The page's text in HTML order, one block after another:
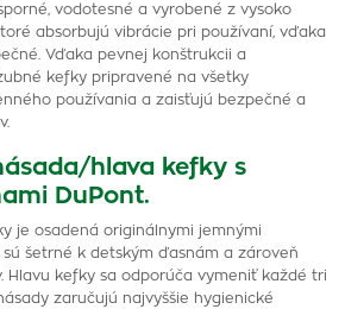
vodotesné a vyrobené z vysoko
absorbujú vibrácie pri používaní, vďaka
Vďaka pevnej konštrukcii a
kefky pripravené na všetky
používania a zaisťujú bezpečné a
hlava kefky s
DuPont.
je osadená originálnymi jemnými
šetrné k detským ďasnám a zároveň
Hlavu kefky sa odporúča vymeniť každé tri
zaručujú najvyššie hygienické